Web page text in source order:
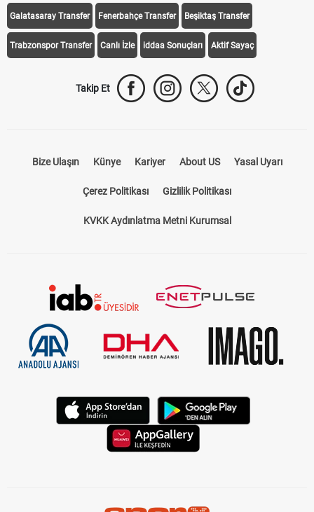
Galatasaray Transfer Fenerbahçe Transfer Beşiktaş Transfer
Trabzonspor Transfer Canlı İzle iddaa Sonuçları Aktif Sayaç
Takip Et
Bize Ulaşın Künye Kariyer About US Yasal Uyarı
Çerez Politikası Gizlilik Politikası
KVKK Aydınlatma Metni Kurumsal